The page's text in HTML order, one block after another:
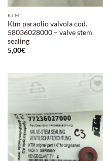
KTM
Ktm paraolio valvola cod.
58036028000 – valve stem
sealing
5,00€
dei
desideri